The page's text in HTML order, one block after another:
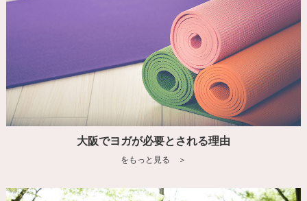
大阪でヨガが必要とされる理由
をもっと見る ＞